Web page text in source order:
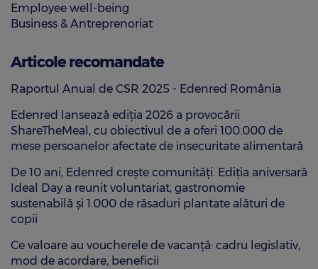
Employee well-being
Business & Antreprenoriat
Articole recomandate
Raportul Anual de CSR 2025 - Edenred România
Edenred lansează ediția 2026 a provocării
ShareTheMeal, cu obiectivul de a oferi 100.000 de
mese persoanelor afectate de insecuritate alimentară
De 10 ani, Edenred crește comunități. Ediția aniversară
Ideal Day a reunit voluntariat, gastronomie
sustenabilă și 1.000 de răsaduri plantate alături de
copii
Ce valoare au voucherele de vacanță: cadru legislativ,
mod de acordare, beneficii